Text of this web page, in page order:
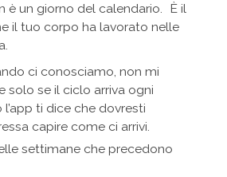
è un giorno del calendario. È il
il tuo corpo ha lavorato nelle
ci conosciamo, non mi
solo se il ciclo arriva ogni
ti dice che dovresti
capire come ci arrivi.
settimane che precedono